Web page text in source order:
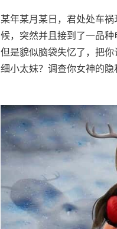
某年某月某日，君处处车
候，突然并且接到了一品种
但是貌似脑袋失忆了，把
细小太妹？调查你女神的隐